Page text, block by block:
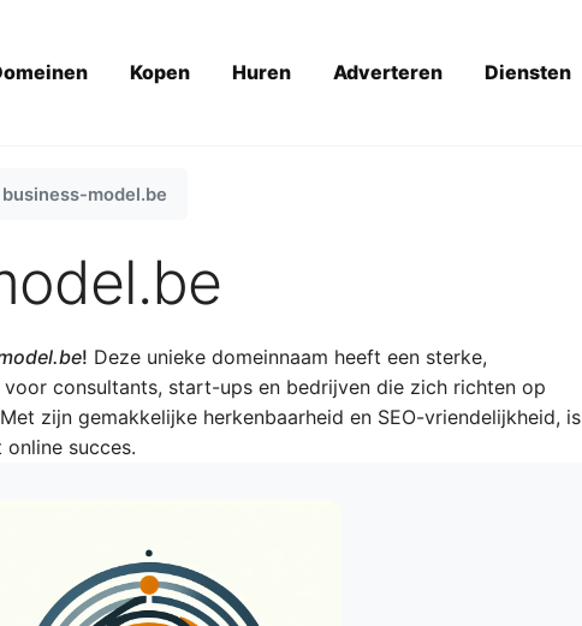
Kopen Huren Adverteren Diensten
business-model.be
! Deze unieke domeinnaam heeft een sterke,
consultants, start-ups en bedrijven die zich richten op
zijn gemakkelijke herkenbaarheid en SEO-vriendelijkheid, is
succes.